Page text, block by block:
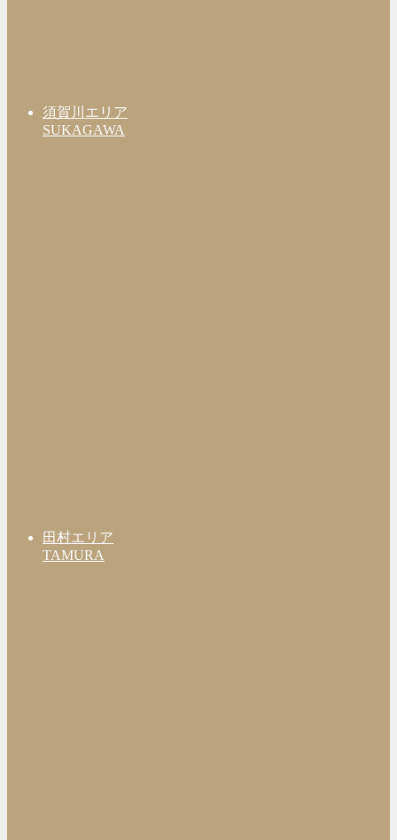
須賀川エリア
SUKAGAWA
田村エリア
TAMURA